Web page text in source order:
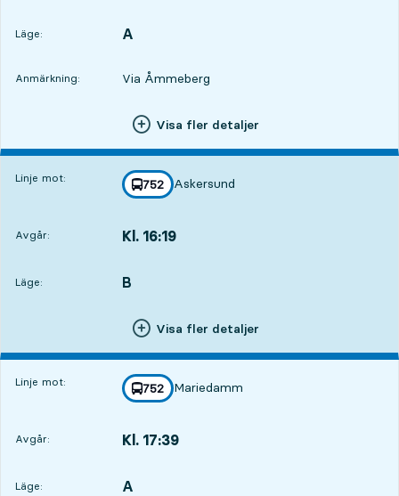
Läge:
LÄGE, A
,
Anmärkning: Via Åmmeberg
Visa fler detaljer
Linje mot: linje
752
mot
Askersund
,
Avgår: Kl. 16:19
Läge:
LÄGE, B
,
Visa fler detaljer
Linje mot: linje
752
mot
Mariedamm
,
Avgår: Kl. 17:39
Läge:
LÄGE, A
,